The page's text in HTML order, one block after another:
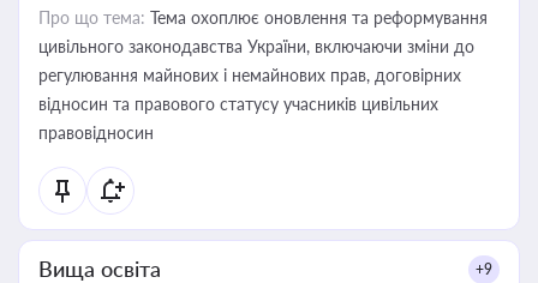
Про що тема: Тема охоплює оновлення та реформування
цивільного законодавства України, включаючи зміни до
регулювання майнових і немайнових прав, договірних
відносин та правового статусу учасників цивільних
правовідносин
Вища освіта +9